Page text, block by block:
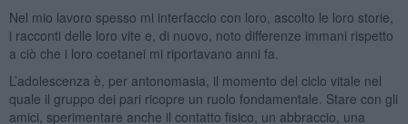
Nel mio lavoro spesso mi interfaccio con loro, ascolto le loro storie,
i racconti delle loro vite e, di nuovo, noto differenze immani rispetto
a ciò che i loro coetanei mi riportavano anni fa.
L’adolescenza è, per antonomasia, il momento del ciclo vitale nel
quale il gruppo dei pari ricopre un ruolo fondamentale. Stare con gli
amici, sperimentare anche il contatto fisico, un abbraccio, una